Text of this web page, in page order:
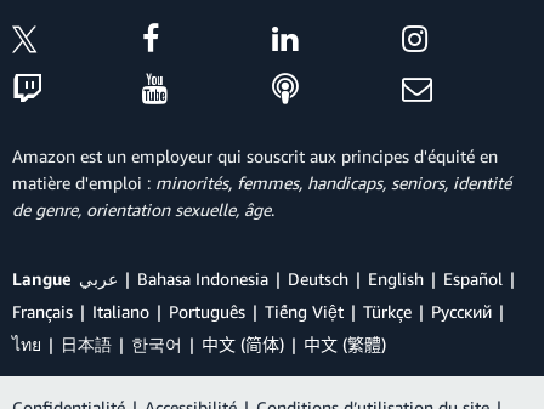
Amazon est un employeur qui souscrit aux principes d'équité en
matière d'emploi : minorités, femmes, handicaps, seniors, identité
de genre, orientation sexuelle, âge.
Langue عربي Bahasa Indonesia Deutsch English
Español
Français
Italiano Português Tiếng Việt Türkçe
Ρусский
ไทย
日本語 한국어 中文 (简体) 中文 (繁體)